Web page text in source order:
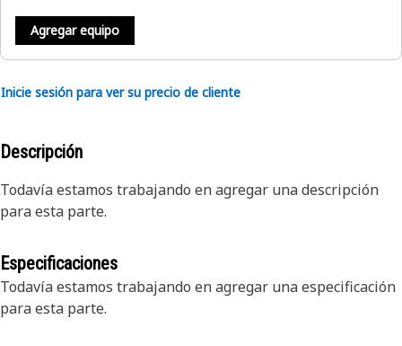
Agregar equipo
Inicie sesión para ver su precio de cliente
Descripción
Todavía estamos trabajando en agregar una descripción
para esta parte.
Especificaciones
Todavía estamos trabajando en agregar una especificación
para esta parte.